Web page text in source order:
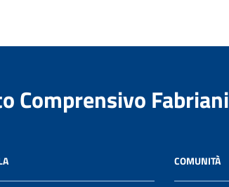
Comprensivo Fabriani
COMUNITÀ